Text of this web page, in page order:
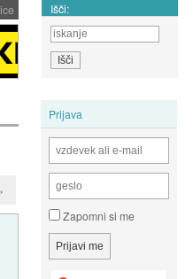
Išči:
Prijava
Zapomni si me